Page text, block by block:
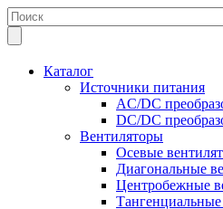
Каталог
Источники питания
AC/DC
DC/DC
Вентиляторы
Осевые
Диагональные
Центробежные